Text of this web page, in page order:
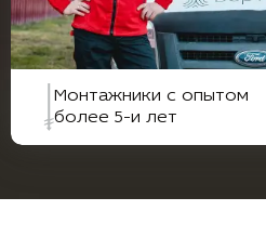
Монтажники с опытом
более 5-и лет